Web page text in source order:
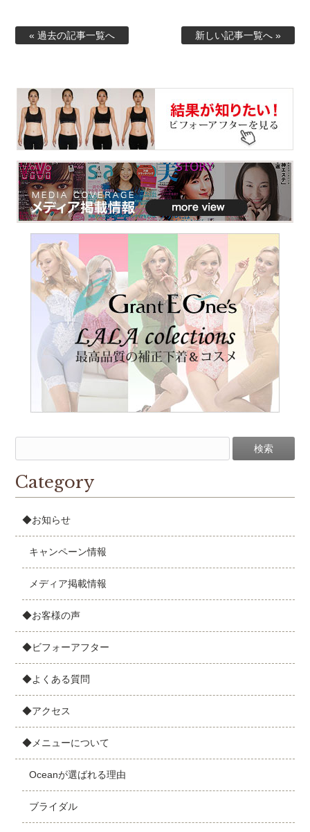
« 過去の記事一覧へ 新しい記事一覧へ »
Category
◆お知らせ
キャンペーン情報
メディア掲載情報
◆お客様の声
◆ビフォーアフター
◆よくある質問
◆アクセス
◆メニューについて
Oceanが選ばれる理由
ブライダル